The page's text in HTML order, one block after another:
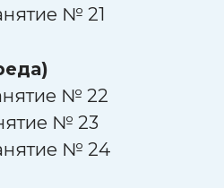
№ 21
№ 22
№ 23
№ 24